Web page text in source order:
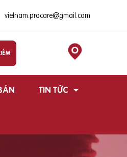
vietnam.procare@gmail.com
TIN TỨC